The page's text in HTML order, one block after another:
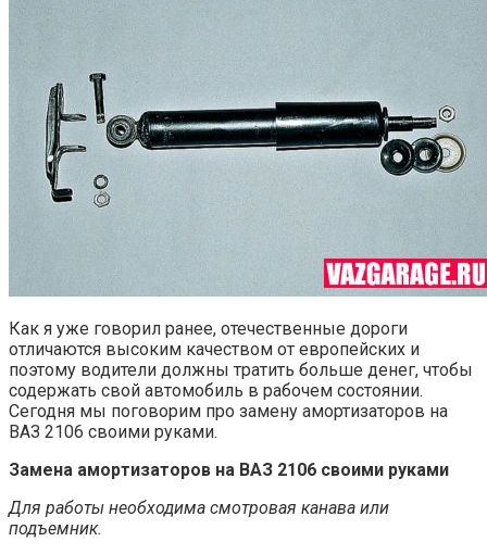
Как я уже говорил ранее, отечественные дороги
отличаются высоким качеством от европейских и
поэтому водители должны тратить больше денег, чтобы
содержать свой автомобиль в рабочем состоянии.
Сегодня мы поговорим про замену амортизаторов на
ВАЗ 2106 своими руками.
Замена амортизаторов на ВАЗ 2106 своими руками
Для работы необходима смотровая канава или
подъемник.